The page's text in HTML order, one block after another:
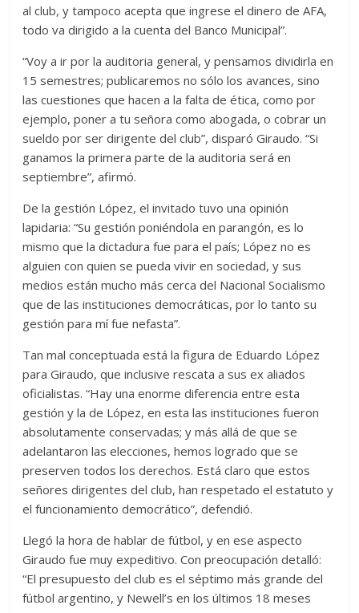
al club, y tampoco acepta que ingrese el dinero de AFA,
todo va dirigido a la cuenta del Banco Municipal”.
“Voy a ir por la auditoria general, y pensamos dividirla en
15 semestres; publicaremos no sólo los avances, sino
las cuestiones que hacen a la falta de ética, como por
ejemplo, poner a tu señora como abogada, o cobrar un
sueldo por ser dirigente del club”, disparó Giraudo. “Si
ganamos la primera parte de la auditoria será en
septiembre”, afirmó.
De la gestión López, el invitado tuvo una opinión
lapidaria: “Su gestión poniéndola en parangón, es lo
mismo que la dictadura fue para el país; López no es
alguien con quien se pueda vivir en sociedad, y sus
medios están mucho más cerca del Nacional Socialismo
que de las instituciones democráticas, por lo tanto su
gestión para mí fue nefasta”.
Tan mal conceptuada está la figura de Eduardo López
para Giraudo, que inclusive rescata a sus ex aliados
oficialistas. “Hay una enorme diferencia entre esta
gestión y la de López, en esta las instituciones fueron
absolutamente conservadas; y más allá de que se
adelantaron las elecciones, hemos logrado que se
preserven todos los derechos. Está claro que estos
señores dirigentes del club, han respetado el estatuto y
el funcionamiento democrático”, defendió.
Llegó la hora de hablar de fútbol, y en ese aspecto
Giraudo fue muy expeditivo. Con preocupación detalló:
“El presupuesto del club es el séptimo más grande del
fútbol argentino, y Newell’s en los últimos 18 meses